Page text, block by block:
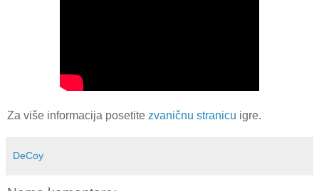
Za više informacija posetite zvaničnu stranicu igre.
DeCoy